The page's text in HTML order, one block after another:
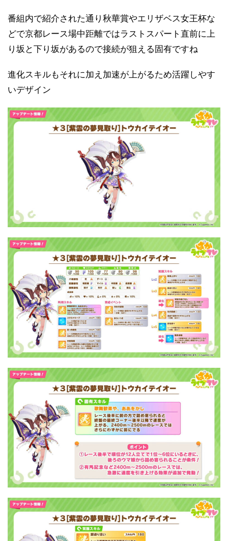
番組内で紹介された通り秋華賞やエリザベス女王杯な
どで京都レース場中距離ではラストスパート直前に上
り坂と下り坂があるので接続が狙える固有ですね
進化スキルもそれに加え加速が上がるため活躍しやす
いデザイン